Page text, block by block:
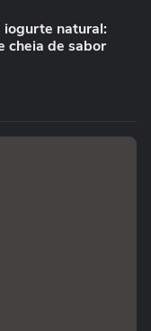
iogurte natural:
cheia de sabor